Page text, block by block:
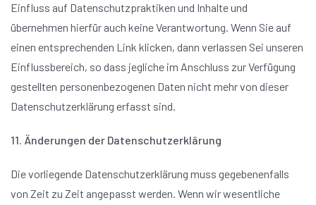
Einfluss auf Datenschutzpraktiken und Inhalte und
übernehmen hierfür auch keine Verantwortung. Wenn Sie auf
einen entsprechenden Link klicken, dann verlassen Sei unseren
Einflussbereich, so dass jegliche im Anschluss zur Verfügung
gestellten personenbezogenen Daten nicht mehr von dieser
Datenschutzerklärung erfasst sind.
11. Änderungen der Datenschutzerklärung
Die vorliegende Datenschutzerklärung muss gegebenenfalls
von Zeit zu Zeit angepasst werden. Wenn wir wesentliche